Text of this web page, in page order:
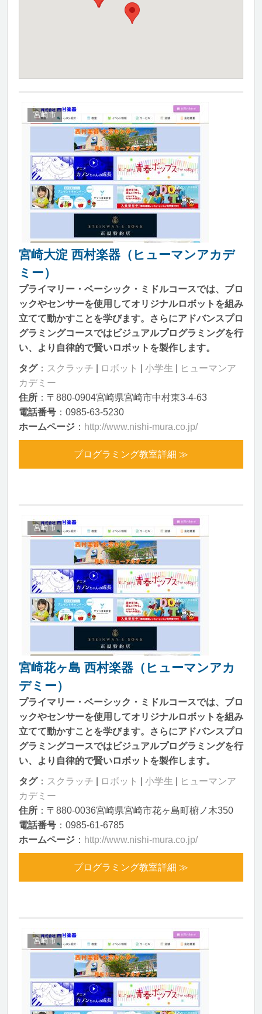
宮崎市
宮崎大淀 西村楽器（ヒューマンアカデ
ミー）
プライマリー・ベーシック・ミドルコースでは、ブロ
ックやセンサーを使用してオリジナルロボットを組み
立てて動かすことを学びます。さらにアドバンスプロ
グラミングコースではビジュアルプログラミングを行
い、より自律的で賢いロボットを製作します。
タグ： スクラッチ ロボット 小学生
ヒューマンア
カデミー
住所 ：〒880-0904宮崎県宮崎市中村東3-4-63
電話番号 ：0985-63-5230
ホームページ ： http://www.nishi-mura.co.jp/
プログラミング教室詳細 ≫
宮崎市
宮崎花ヶ島 西村楽器（ヒューマンアカ
デミー）
プライマリー・ベーシック・ミドルコースでは、ブロ
ックやセンサーを使用してオリジナルロボットを組み
立てて動かすことを学びます。さらにアドバンスプロ
グラミングコースではビジュアルプログラミングを行
い、より自律的で賢いロボットを製作します。
タグ： スクラッチ ロボット 小学生
ヒューマンア
カデミー
住所 ：〒880-0036宮崎県宮崎市花ヶ島町椨ノ木350
電話番号 ：0985-61-6785
ホームページ ： http://www.nishi-mura.co.jp/
プログラミング教室詳細 ≫
宮崎市